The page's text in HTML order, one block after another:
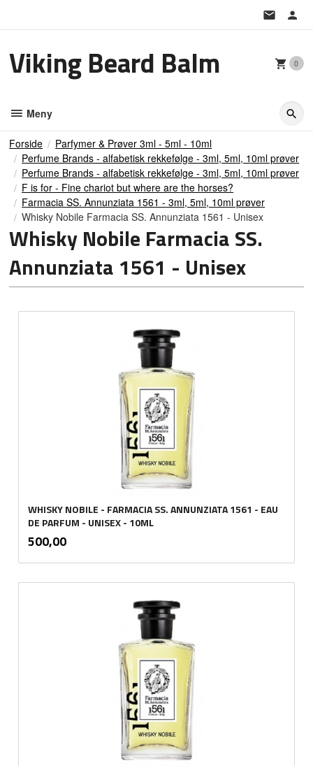
Viking Beard Balm 0
Meny
Forside
Parfymer & Prøver 3ml - 5ml - 10ml
Perfume Brands - alfabetisk rekkefølge - 3ml, 5ml, 10ml prøver
Perfume Brands - alfabetisk rekkefølge - 3ml, 5ml, 10ml prøver
F is for - Fine chariot but where are the horses?
Farmacia SS. Annunziata 1561 - 3ml, 5ml, 10ml prøver
Whisky Nobile Farmacia SS. Annunziata 1561 - Unisex
Whisky Nobile Farmacia SS.
Annunziata 1561 - Unisex
WHISKY NOBILE - FARMACIA SS. ANNUNZIATA 1561 - EAU
DE PARFUM - UNISEX - 10ML
Pris
500,00mva.